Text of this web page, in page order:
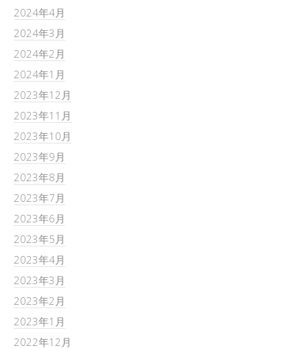
2024年4月
2024年3月
2024年2月
2024年1月
2023年12月
2023年11月
2023年10月
2023年9月
2023年8月
2023年7月
2023年6月
2023年5月
2023年4月
2023年3月
2023年2月
2023年1月
2022年12月